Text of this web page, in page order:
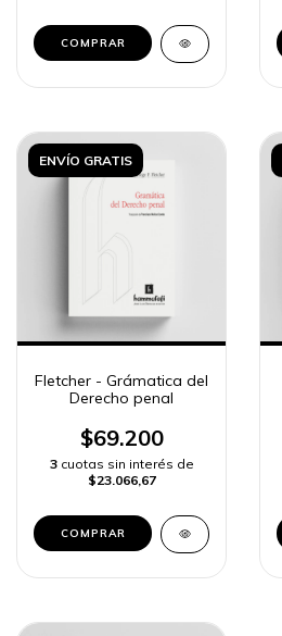
ENVÍO GRATIS
Fletcher - Grámatica del
Derecho penal
$69.200
3 cuotas sin interés de
$23.066,67